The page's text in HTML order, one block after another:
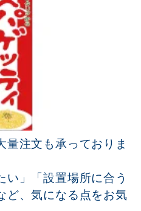
注文も承っておりま
い」「設置場所に合う
ど、気になる点をお気